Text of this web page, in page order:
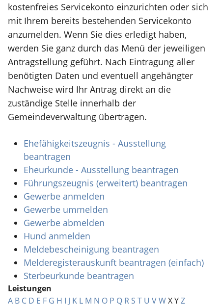
kostenfreies Servicekonto einzurichten oder sich
mit Ihrem bereits bestehenden Servicekonto
anzumelden. Wenn Sie dies erledigt haben,
werden Sie ganz durch das Menü der jeweiligen
Antragstellung geführt. Nach Eintragung aller
benötigten Daten und eventuell angehängter
Nachweise wird Ihr Antrag direkt an die
zuständige Stelle innerhalb der
Gemeindeverwaltung übertragen.
Ehefähigkeitszeugnis - Ausstellung
beantragen
Eheurkunde - Ausstellung beantragen
Führungszeugnis (erweitert) beantragen
Gewerbe anmelden
Gewerbe ummelden
Gewerbe abmelden
Hund anmelden
Meldebescheinigung beantragen
Melderegisterauskunft beantragen (einfach)
Sterbeurkunde beantragen
Leistungen
A B C D E F G H I J K L M N O P Q R S T U VWXYZ